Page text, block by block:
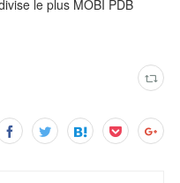
le plus MOBI PDB